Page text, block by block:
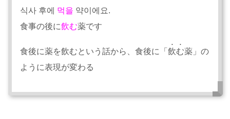
식사 후에 먹을 약이에요.
食事の後に飲む薬です
食後に薬を飲むという話から、食後に「飲む薬」の
ように表現が変わる